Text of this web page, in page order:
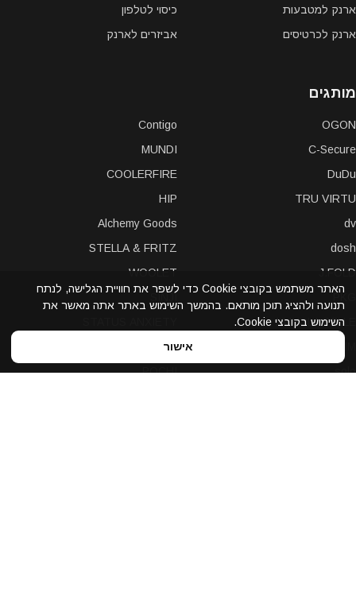
ארנק למטבעות
ארנק לכרטיסים
כיסוי לטלפון
אביזרים לארנק
מותגים
OGON
C-Secure
DuDu
TRU VIRTU
dv
dosh
J.FOLD
NUVOLA PELLE
solo
Contigo
MUNDI
COOLERFIRE
HIP
Alchemy Goods
STELLA & FRITZ
WOOLET
SINJI
LEXON
POCHI
האתר משתמש בקובצי Cookie כדי לשפר את חוויית הגלישה, לנתח
תנועה ולהציג תוכן מותאם. בהמשך השימוש באתר אתה מאשר את
השימוש בקובצי Cookie.
אישור